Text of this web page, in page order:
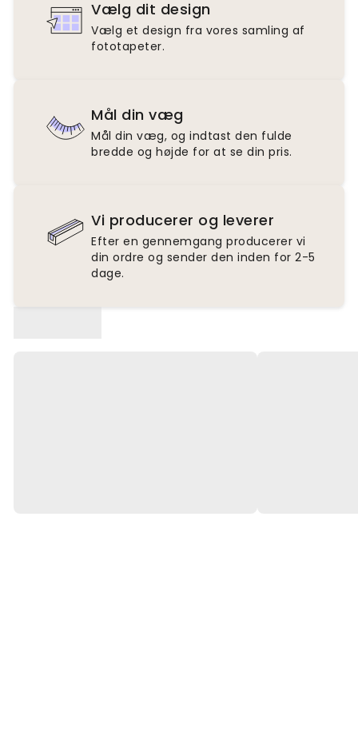
Vælg dit design
Vælg et design fra vores samling af
fototapeter.
Mål din væg
Mål din væg, og indtast den fulde
bredde og højde for at se din pris.
Vi producerer og leverer
Efter en gennemgang producerer vi
din ordre og sender den inden for 2-5
dage.